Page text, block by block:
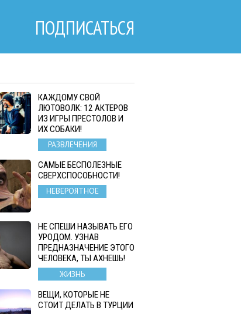
ПОДПИСАТЬСЯ
КАЖДОМУ СВОЙ
ЛЮТОВОЛК: 12 АКТЕРОВ
ИЗ ИГРЫ ПРЕСТОЛОВ И
ИХ СОБАКИ!
РАЗВЛЕЧЕНИЯ
САМЫЕ БЕСПОЛЕЗНЫЕ
СВЕРХСПОСОБНОСТИ!
НЕВЕРОЯТНОЕ
НЕ СПЕШИ НАЗЫВАТЬ ЕГО
УРОДОМ. УЗНАВ
ПРЕДНАЗНАЧЕНИЕ ЭТОГО
ЧЕЛОВЕКА, ТЫ АХНЕШЬ!
ЖИЗНЬ
ВЕЩИ, КОТОРЫЕ НЕ
СТОИТ ДЕЛАТЬ В ТУРЦИИ